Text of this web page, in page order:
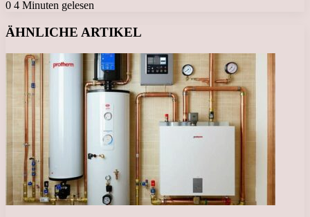
0 4 Minuten gelesen
ÄHNLICHE ARTIKEL